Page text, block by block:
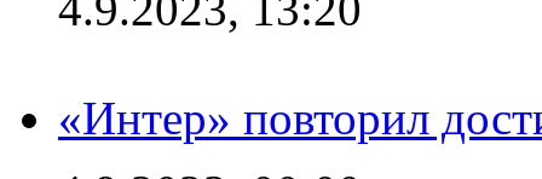
«Интер» повторил